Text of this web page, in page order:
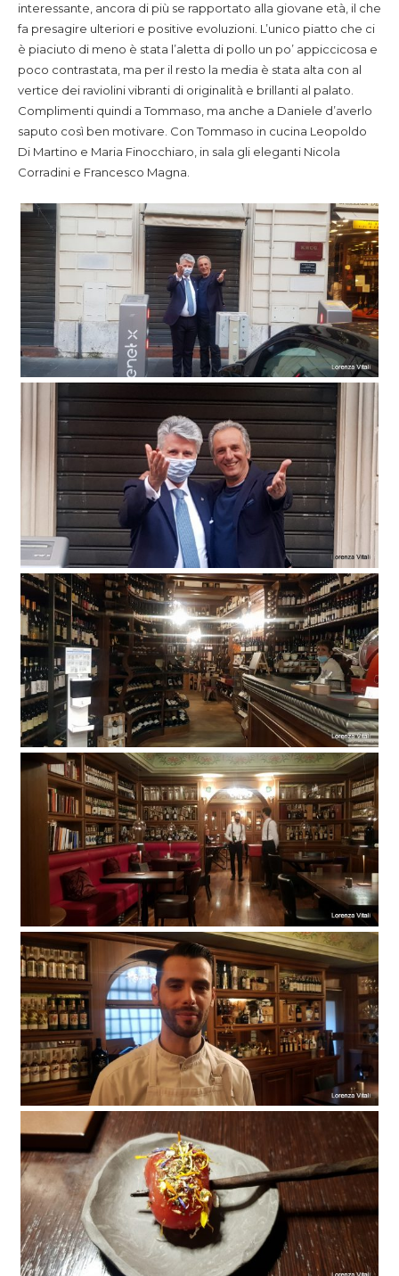
interessante, ancora di più se rapportato alla giovane età, il che
fa presagire ulteriori e positive evoluzioni. L’unico piatto che ci
è piaciuto di meno è stata l’aletta di pollo un po’ appiccicosa e
poco contrastata, ma per il resto la media è stata alta con al
vertice dei raviolini vibranti di originalità e brillanti al palato.
Complimenti quindi a Tommaso, ma anche a Daniele d’averlo
saputo così ben motivare. Con Tommaso in cucina Leopoldo
Di Martino e Maria Finocchiaro, in sala gli eleganti Nicola
Corradini e Francesco Magna.